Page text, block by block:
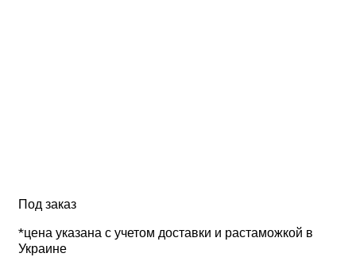
Под заказ
*цена указана с учетом доставки и растаможкой в
Украине